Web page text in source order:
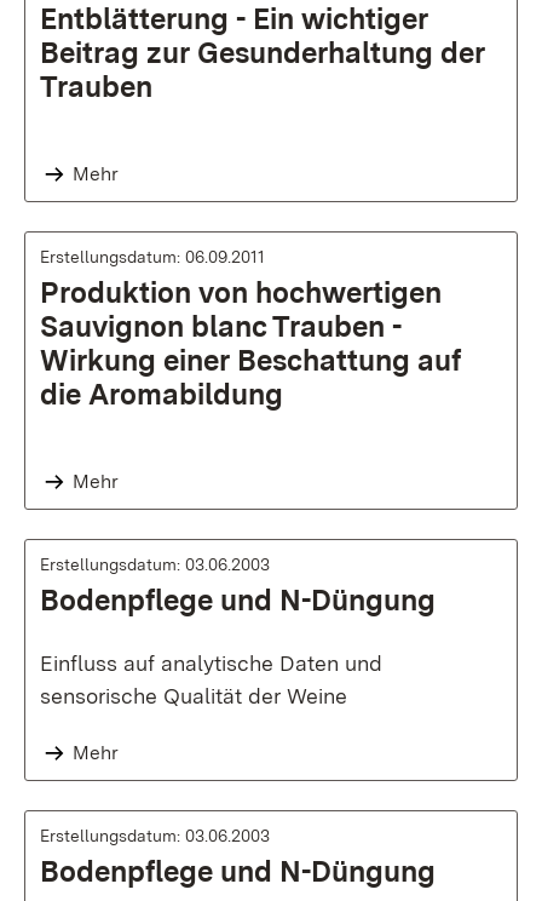
Entblätterung - Ein wichtiger
Beitrag zur Gesunderhaltung der
Trauben
Mehr
Erstellungsdatum: 06.09.2011
Produktion von hochwertigen
Sauvignon blanc Trauben -
Wirkung einer Beschattung auf
die Aromabildung
Mehr
Erstellungsdatum: 03.06.2003
Bodenpflege und N-Düngung
Einfluss auf analytische Daten und
sensorische Qualität der Weine
Mehr
Erstellungsdatum: 03.06.2003
Bodenpflege und N-Düngung